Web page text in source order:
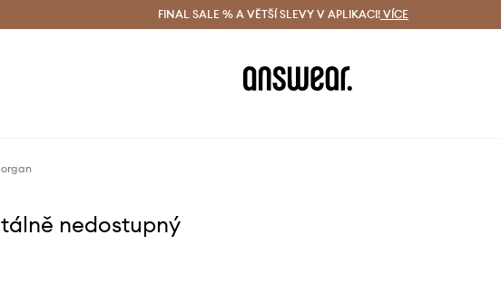
Doručení a vrácení zdarma (od 1800 Kč) Doručení i do 24 h
FINAL SALE % A VĚTŠÍ SLEVY V APLIKACI! VÍCE
nedostupný